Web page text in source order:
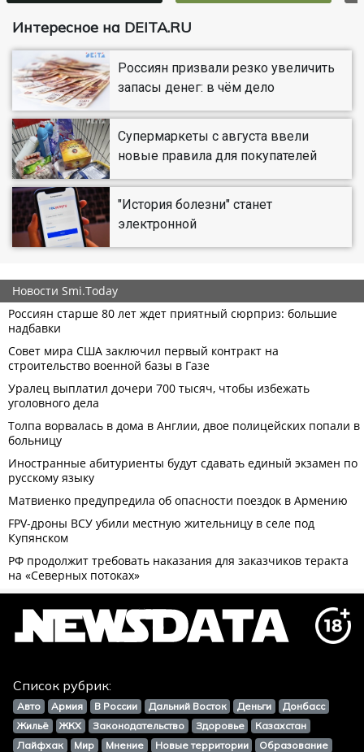
Интересное на DEITA.RU
Россиян призвали резко увеличить
запасы денег: в чём дело
Супермаркеты с августа ввели
новые правила для покупателей
"История болезни" станет
электронной
Список рубрик:
Авто Армия В России Дальний Восток Деньги
Донбасс
Жильё
ЖКХ Законодательство Здоровье
Казахстан
Лайфхак
Мир Мнение Новые территории Образование